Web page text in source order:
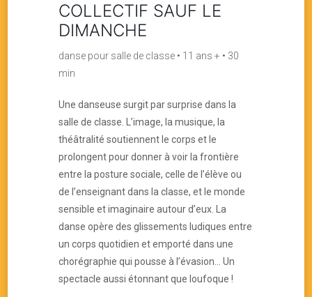
COLLECTIF SAUF LE
DIMANCHE
danse pour salle de classe • 11 ans + • 30
min
Une danseuse surgit par surprise dans la
salle de classe. L’image, la musique, la
théâtralité soutiennent le corps et le
prolongent pour donner à voir la frontière
entre la posture sociale, celle de l’élève ou
de l’enseignant dans la classe, et le monde
sensible et imaginaire autour d’eux. La
danse opère des glissements ludiques entre
un corps quotidien et emporté dans une
chorégraphie qui pousse à l’évasion… Un
spectacle aussi étonnant que loufoque !